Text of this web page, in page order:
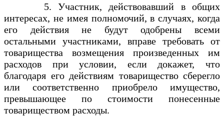
5. Участник, действовавший в общих
интересах, не имея полномочий, в случаях, когда
его действия не будут одобрены всеми
остальными участниками, вправе требовать от
товарищества возмещения произведенных им
расходов при условии, если докажет, что
благодаря его действиям товарищество сберегло
или соответственно приобрело имущество,
превышающее по стоимости понесенные
товариществом расходы.